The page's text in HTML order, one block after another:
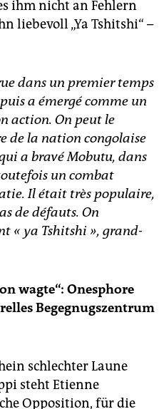
ihm nicht an Fehlern
liebevoll „Ya Tshitshi“ –
dans un premier temps
a émergé comme un
action. On peut le
de la nation congolaise
a bravé Mobutu, dans
un combat
Il était très populaire,
de défauts. On
« ya Tshitshi », grand-
wagte“: Onesphore
Begegnugszentrum
schlechter Laune
steht Etienne
Opposition, für die